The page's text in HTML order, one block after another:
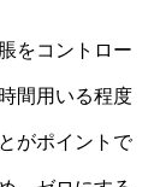
をコントロー
間用いる程度
がポイントで